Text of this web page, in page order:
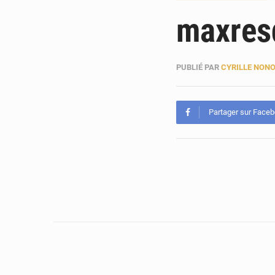
PUBLIÉ PAR CYRILLE NONO
Partager sur